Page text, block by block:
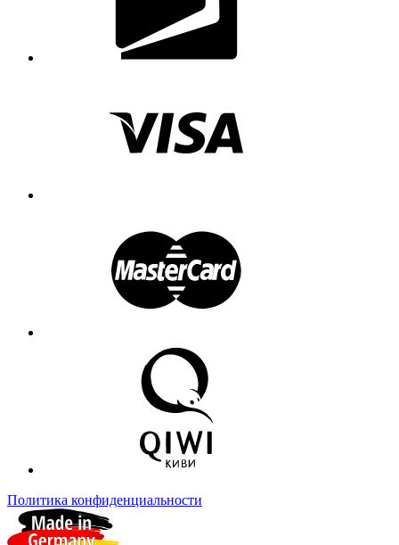
Политика конфиденциальности